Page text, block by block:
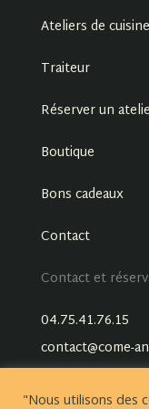
Ateliers de cuisine
Traiteur
Réserver un
Boutique
Bons cadeaux
Contact
Contact et
04.75.41.76.15
contact@come-
"Nous utilisons des